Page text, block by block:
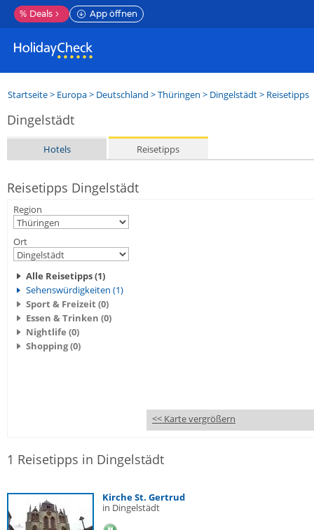
% Deals App öffnen
Startseite> Europa> Deutschland >Thüringen > Dingelstädt> Reisetipps
Dingelstädt
Hotels Reisetipps
Reisetipps Dingelstädt
Region
Ort
Alle Reisetipps (1)
Sehenswürdigkeiten (1)
Sport & Freizeit (0)
Essen & Trinken (0)
Nightlife (0)
Shopping (0)
<< Karte vergrößern
1 Reisetipps in Dingelstädt
Kirche St. Gertrud
in Dingelstädt